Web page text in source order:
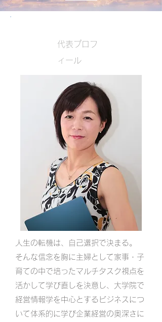
代表プロフ
ィール
人生の転機は、自己選択で決まる。
そんな信念を胸に主婦として家事・子
育ての中で培ったマルチタスク視点を
活かして学び直しを決意し、大学院で
経営情報学を中心とするビジネスにつ
いて体系的に学び企業経営の奥深さに